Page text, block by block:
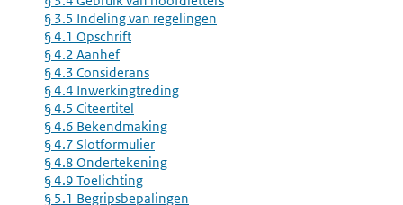
§ 3.5 Indeling van regelingen
§ 4.1 Opschrift
§ 4.2 Aanhef
§ 4.3 Considerans
§ 4.4 Inwerkingtreding
§ 4.5 Citeertitel
§ 4.6 Bekendmaking
§ 4.7 Slotformulier
§ 4.8 Ondertekening
§ 4.9 Toelichting
§ 5.1 Begripsbepalingen